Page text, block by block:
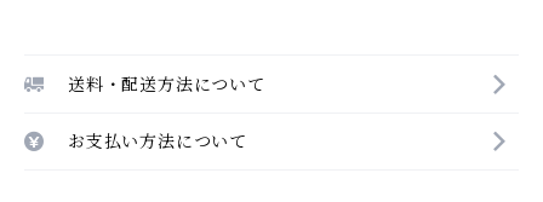
送料・配送方法について
お支払い方法について